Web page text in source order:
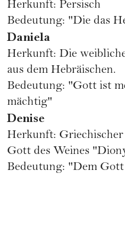
Herkunft: Persisch
Bedeutung: "Die das
Daniela
Herkunft: Die
aus dem Hebräischen.
Bedeutung: "Gott ist
mächtig"
Denise
Herkunft:
Gott des Weines
Bedeutung: "Dem